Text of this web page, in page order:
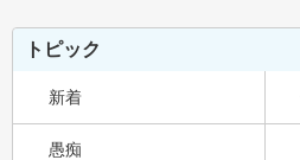
トピック
新着
愚痴